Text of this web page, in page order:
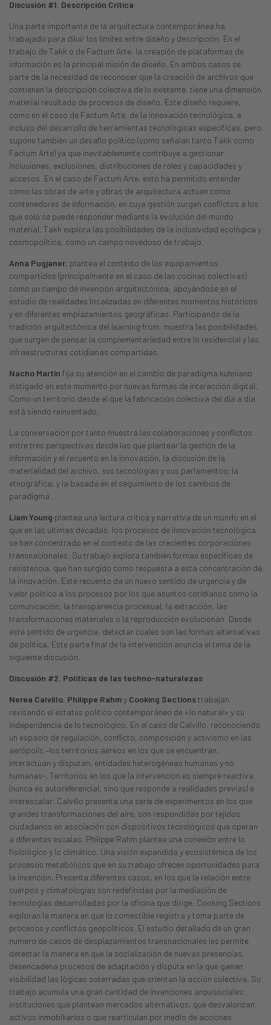
Discusión #1. Descripción Crítica
Una parte importante de la arquitectura contemporánea ha
trabajado para diluir los límites entre diseño y descripción. En el
trabajo de Takk o de Factum Arte, la creación de plataformas de
información es la principal misión de diseño. En ambos casos se
parte de la necesidad de reconocer que la creación de archivos que
contienen la descripción colectiva de lo existente, tiene una dimensión
material resultado de procesos de diseño. Este diseño requiere,
como en el caso de Factum Arte, de la innovación tecnológica, e
incluso del desarrollo de herramientas tecnológicas específicas, pero
supone también un desafío político (como señalan tanto Takk como
Factum Arte) ya que inevitablemente contribuye a gestionar
inclusiones, exclusiones, distribuciones de roles y capacidades y
accesos. En el caso de Factum Arte, esto ha permitido entender
cómo las obras de arte y obras de arquitectura actúan como
contenedores de información, en cuya gestión surgen conflictos a los
que solo se puede responder mediante la evolución del mundo
material. Takk explora las posibilidades de la inclusividad ecológica y
cosmopolítica, como un campo novedoso de trabajo.
Anna Pugjaner, plantea el contexto de los equipamientos
compartidos (principalmente en el caso de las cocinas colectivas)
como un campo de invención arquitectónica, apoyándose en el
estudio de realidades localizadas en diferentes momentos históricos
y en diferentes emplazamientos geográficas. Participando de la
tradición arquitectónica del learning from, muestra las posibilidades
que surgen de pensar la complementariedad entre lo residencial y las
infraestructuras cotidianas compartidas.
Nacho Martín fija su atención en el cambio de paradigma kuhniano
instigado en este momento por nuevas formas de interacción digital.
Como un territorio desde el que la fabricación colectiva del día a día
está siendo reinventado.
La conversación por tanto muestra las colaboraciones y conflictos
entre tres perspectivas desde las que plantear la gestión de la
información y el recuento en la innovación, la discusión de la
materialidad del archivo, sus tecnologías y sus parlamentos; la
etnográfica; y la basada en el seguimiento de los cambios de
paradigma.
Liam Young plantea una lectura crítica y narrativa de un mundo en el
que en las últimas décadas, los procesos de innovación tecnológica
se han concentrado en el contexto de las crecientes corporaciones
transnacionales. Su trabajo explora también formas específicas de
resistencia, que han surgido como respuesta a esta concentración de
la innovación. Este recuento da un nuevo sentido de urgencia y de
valor político a los procesos por los que asuntos cotidianos como la
comunicación, la transparencia procesual, la extracción, las
transformaciones materiales o la reproducción evolucionan. Desde
este sentido de urgencia, detectar cuales son las formas alternativas
de política. Este parte final de la intervención anuncia el tema de la
siguiente discusión.
Discusión #2. Políticas de las techno-naturalezas
Nerea Calvillo, Philippe Rahmy Cooking Sectionstrabajan
revisando el estatus político contemporáneo de «lo natural» y su
independencia de lo tecnológico. En el caso de Calvillo, reconociendo
un espacio de regulación, conflicto, composición y activismo en las
aerópolis –los territorios aéreos en los que se encuentran,
interactúan y disputan, entidades heterogéneas humanas y no
humanas-. Territorios en los que la intervención es siempre reactiva
(nunca es autoreferencial, sino que responde a realidades previas) e
interescalar. Calvillo presenta una serie de experimentos en los que
grandes transformaciones del aire, son respondidas por tejidos
ciudadanos en asociación con dispositivos tecnológicos que operan
a diferentes escalas. Philippe Rahm plantea una conexión entre lo
fisiológico y lo climático. Una visión expandida y ecosistémica de los
procesos metabólicos que en su trabajo ofrecen oportunidades para
la invención. Presenta diferentes casos, en los que la relación entre
cuerpos y climatologías son redefinidas por la mediación de
tecnologías desarrolladas por la oficina que dirige. Cooking Sections
exploran la manera en que lo comestible registra y toma parte de
procesos y conflictos geopolíticos. El estudio detallado de un gran
numero de casos de desplazamientos transnacionales les permite
detectar la manera en que la socialización de nuevas presencias,
desencadena procesos de adaptación y disputa en la que ganan
visibilidad las lógicas soterradas que orientan la acción colectiva. Su
trabajo acumula una gran cantidad de invenciones arquisociales:
instituciones que plantean mercados alternativos, que desvalorizan
activos inmobiliarios o que rearticulan por medio de acciones